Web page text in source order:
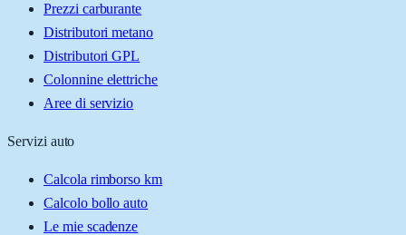
Prezzi carburante
Distributori metano
Distributori GPL
Colonnine elettriche
Aree di servizio
Servizi auto
Calcola rimborso km
Calcolo bollo auto
Le mie scadenze